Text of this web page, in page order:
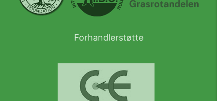
Forhandlerstøtte